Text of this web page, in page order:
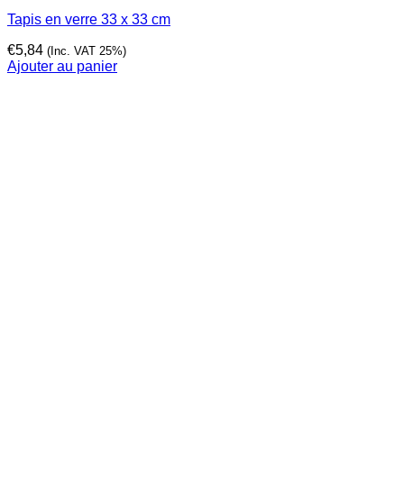
Tapis en verre 33 x 33 cm
€5,84 (Inc. VAT 25%)
Ajouter au panier